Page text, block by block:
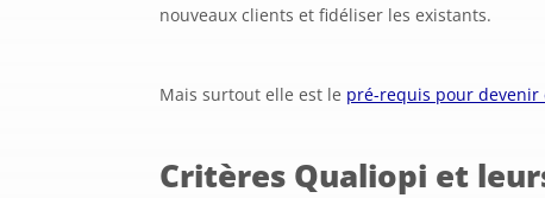
nouveaux clients et fidéliser les existants.
Mais surtout elle est le pré-requis pour devenir
Critères Qualiopi et